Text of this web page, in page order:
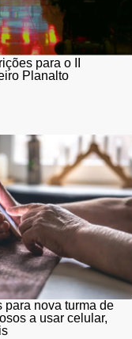
para o II
Planalto
para nova turma de
a usar celular,